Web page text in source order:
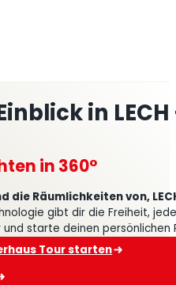
in 360°
in
die Räumlichkeiten von,
gibt dir die Freiheit,
starte deinen persönlichen
Tour starten